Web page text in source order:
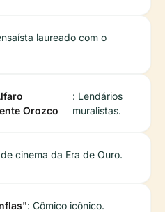
laureado com o
Orozco
: Lendários
muralistas.
cinema da Era de Ouro.
: Cômico icônico.